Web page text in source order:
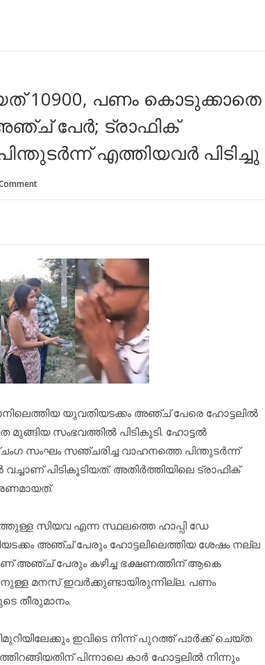
10900, പണം കൊടുക്കാതെ
പേർ; ട്രാഫിക്
എത്തിയവർ പിടിച്ചു
യുവതിയടക്കം അഞ്ച് പേരെ ഹോട്ടലിൽ
മുങ്ങിയ സംഭവത്തിൽ പിടികൂടി. ഹോട്ടൽ
സംഘം സഞ്ചരിച്ച വാഹനത്തെ പിന്തുടർന്ന്
പിടികൂടിയത്. അതിർത്തിയിലെ ട്രാഫിക്
സിയവ എന്ന സ്ഥലത്തെ ഹാപ്പി ഡേ
അഞ്ച് പേരും ഹോട്ടലിലെത്തിയ ശേഷം നല്ല
അഞ്ച് പേരും കഴിച്ച ഭക്ഷണത്തിന് ആകെ
മനസ് ഇവർക്കുണ്ടായിരുന്നില്ല. പണം
തീരുമാനം.
ഇവിടെ നിന്ന് പുറത്ത് പാർക്ക് ചെയ്‌ത
പിന്നാലെ കാർ ഹോട്ടലിൽ നിന്നും